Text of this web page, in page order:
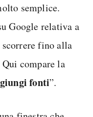
semplice.
Google relativa a
scorrere fino alla
compare la
fonti”.